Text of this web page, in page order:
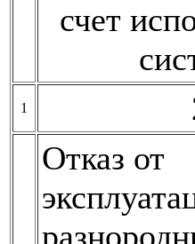
счет
1
Отказ от